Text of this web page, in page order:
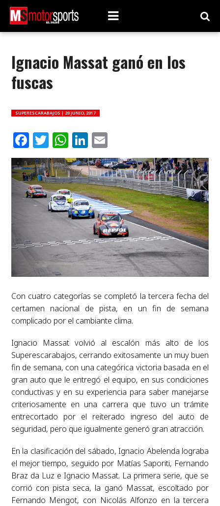
Ignacio Massat ganó en los
fuscas
SUPERESCARABAJOS | 20 JUNIO, 2017
Facebook
Twitter
WhatsApp
LinkedIn
Email
Con cuatro categorías se completó la tercera fecha del
certamen nacional de pista, en un fin de semana
complicado por el cambiante clima.
Ignacio Massat volvió al escalón más alto de los
Superescarabajos, cerrando exitosamente un muy buen
fin de semana, con una categórica victoria basada en el
gran auto que le entregó el equipo, en sus condiciones
conductivas y en su experiencia para saber manejarse
criteriosamente en una carrera que tuvo un trámite
entrecortado por el reiterado ingreso del auto de
seguridad, pero que igualmente generó gran atracción.
En la clasificación del sábado, Ignacio Abelenda lograba
el mejor tiempo, seguido por Matías Saporiti, Fernando
Braz da Luz e Ignacio Massat. La primera serie, que se
corrió con pista seca, la ganó Massat, escoltado por
Fernando Mengot, con Nicolás Alfonzo en la tercera